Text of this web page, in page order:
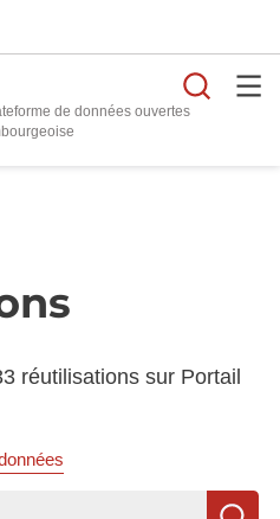
de données ouvertes
réutilisations sur Portail